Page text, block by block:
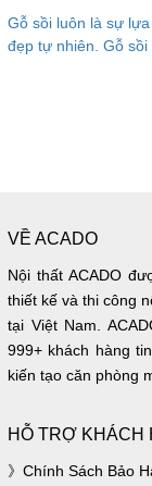
Gỗ sồi luôn là sự
đẹp tự nhiên. Gỗ sồi
VỀ ACADO
Nội thất ACADO
thiết kế và thi công
tại Việt Nam.
999+ khách hàng
kiến tạo căn phòng
HỖ TRỢ KHÁCH
Chính Sách Bảo